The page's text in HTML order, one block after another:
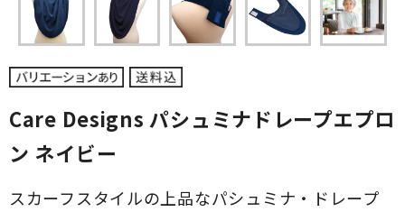
Care Designs パシュミナドレープエプロ
ン ネイビー
スカーフスタイルの上品なパシュミナ・ドレープ